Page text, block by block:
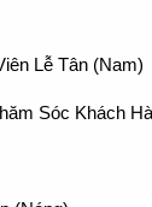
Lễ Tân (Nam)
Sóc Khách